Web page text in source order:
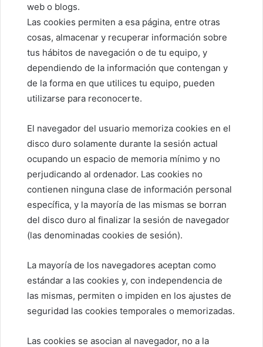
web o blogs.
Las cookies permiten a esa página, entre otras
cosas, almacenar y recuperar información sobre
tus hábitos de navegación o de tu equipo, y
dependiendo de la información que contengan y
de la forma en que utilices tu equipo, pueden
utilizarse para reconocerte.
El navegador del usuario memoriza cookies en el
disco duro solamente durante la sesión actual
ocupando un espacio de memoria mínimo y no
perjudicando al ordenador. Las cookies no
contienen ninguna clase de información personal
específica, y la mayoría de las mismas se borran
del disco duro al finalizar la sesión de navegador
(las denominadas cookies de sesión).
La mayoría de los navegadores aceptan como
estándar a las cookies y, con independencia de
las mismas, permiten o impiden en los ajustes de
seguridad las cookies temporales o memorizadas.
Las cookies se asocian al navegador, no a la